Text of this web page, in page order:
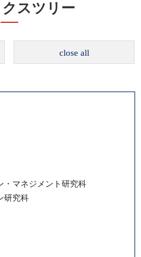
スツリー
close all
・マネジメント研究科
研究科